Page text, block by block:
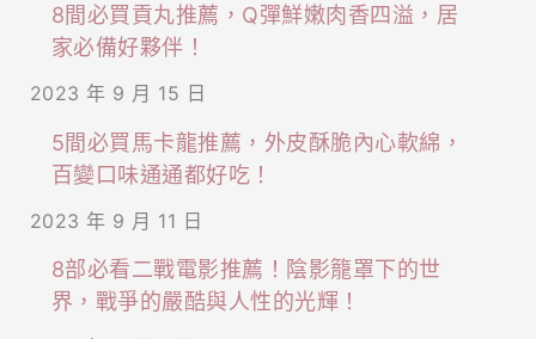
8間必買貢丸推薦，Q彈鮮嫩肉香四溢，居
家必備好夥伴！
2023 年 9 月 15 日
5間必買馬卡龍推薦，外皮酥脆內心軟綿，
百變口味通通都好吃！
2023 年 9 月 11 日
8部必看二戰電影推薦！陰影籠罩下的世
界，戰爭的嚴酷與人性的光輝！